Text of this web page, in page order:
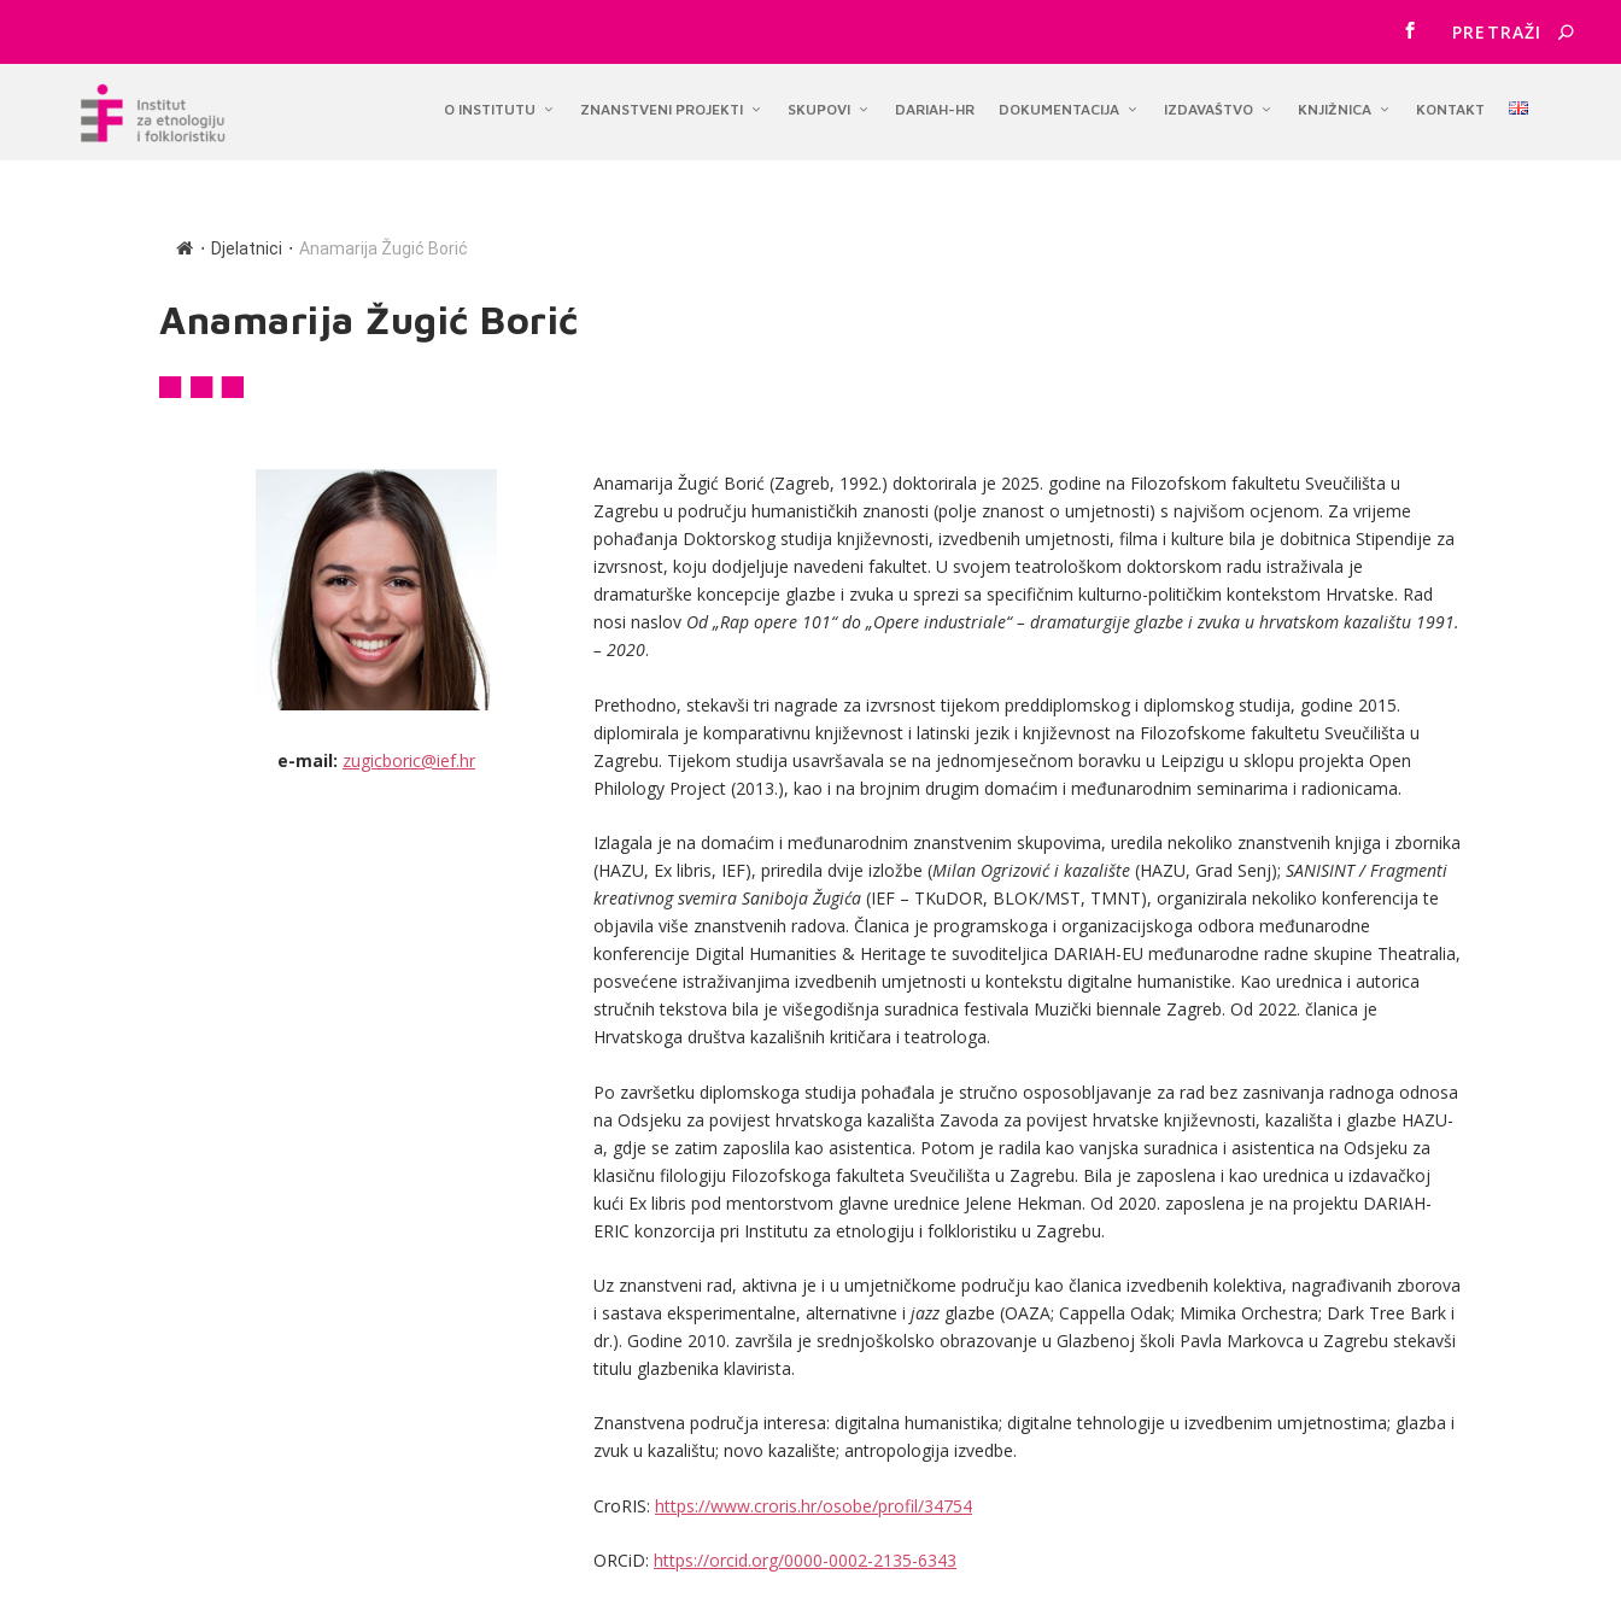
O INSTITUTU ZNANSTVENI PROJEKTI SKUPOVI DARIAH-HR DOKUMENTACIJA IZDAVAŠTVO KNJIŽNICA KONTAKT
∙ Djelatnici ∙ Anamarija Žugić Borić
Anamarija Žugić Borić
e-mail: zugicboric@ief.hr
Anamarija Žugić Borić (Zagreb, 1992.) doktorirala je 2025. godine na Filozofskom fakultetu Sveučilišta u
Zagrebu u području humanističkih znanosti (polje znanost o umjetnosti) s najvišom ocjenom. Za vrijeme
pohađanja Doktorskog studija književnosti, izvedbenih umjetnosti, filma i kulture bila je dobitnica Stipendije za
izvrsnost, koju dodjeljuje navedeni fakultet. U svojem teatrološkom doktorskom radu istraživala je
dramaturške koncepcije glazbe i zvuka u sprezi sa specifičnim kulturno-političkim kontekstom Hrvatske. Rad
nosi naslovOd „Rap opere 101“ do „Opere industriale“ – dramaturgije glazbe i zvuka u hrvatskom kazalištu 1991.
– 2020.
Prethodno, stekavši tri nagrade za izvrsnost tijekom preddiplomskog i diplomskog studija, godine 2015.
diplomirala je komparativnu književnost i latinski jezik i književnost na Filozofskome fakultetu Sveučilišta u
Zagrebu. Tijekom studija usavršavala se na jednomjesečnom boravku u Leipzigu u sklopu projekta Open
Philology Project (2013.), kao i na brojnim drugim domaćim i međunarodnim seminarima i radionicama.
Izlagala je na domaćim i međunarodnim znanstvenim skupovima, uredila nekoliko znanstvenih knjiga i zbornika
(HAZU, Ex libris, IEF), priredila dvije izložbe (Milan Ogrizović i kazalište(HAZU, Grad Senj); SANISINT / Fragmenti
kreativnog svemira Saniboja Žugića (IEF – TKuDOR, BLOK/MST, TMNT), organizirala nekoliko konferencija te
objavila više znanstvenih radova. Članica je programskoga i organizacijskoga odbora međunarodne
konferencije Digital Humanities & Heritage te suvoditeljica DARIAH-EU međunarodne radne skupine Theatralia,
posvećene istraživanjima izvedbenih umjetnosti u kontekstu digitalne humanistike. Kao urednica i autorica
stručnih tekstova bila je višegodišnja suradnica festivala Muzički biennale Zagreb. Od 2022. članica je
Hrvatskoga društva kazališnih kritičara i teatrologa.
Po završetku diplomskoga studija pohađala je stručno osposobljavanje za rad bez zasnivanja radnoga odnosa
na Odsjeku za povijest hrvatskoga kazališta Zavoda za povijest hrvatske književnosti, kazališta i glazbe HAZU-
a, gdje se zatim zaposlila kao asistentica. Potom je radila kao vanjska suradnica i asistentica na Odsjeku za
klasičnu filologiju Filozofskoga fakulteta Sveučilišta u Zagrebu. Bila je zaposlena i kao urednica u izdavačkoj
kući Ex libris pod mentorstvom glavne urednice Jelene Hekman. Od 2020. zaposlena je na projektu DARIAH-
ERIC konzorcija pri Institutu za etnologiju i folkloristiku u Zagrebu.
Uz znanstveni rad, aktivna je i u umjetničkome području kao članica izvedbenih kolektiva, nagrađivanih zborova
i sastava eksperimentalne, alternativne i jazzglazbe (OAZA; Cappella Odak; Mimika Orchestra; Dark Tree Bark i
dr.). Godine 2010. završila je srednjoškolsko obrazovanje u Glazbenoj školi Pavla Markovca u Zagrebu stekavši
titulu glazbenika klavirista.
Znanstvena područja interesa: digitalna humanistika; digitalne tehnologije u izvedbenim umjetnostima; glazba i
zvuk u kazalištu; novo kazalište; antropologija izvedbe.
CroRIS: https://www.croris.hr/osobe/profil/34754
ORCiD: https://orcid.org/0000-0002-2135-6343